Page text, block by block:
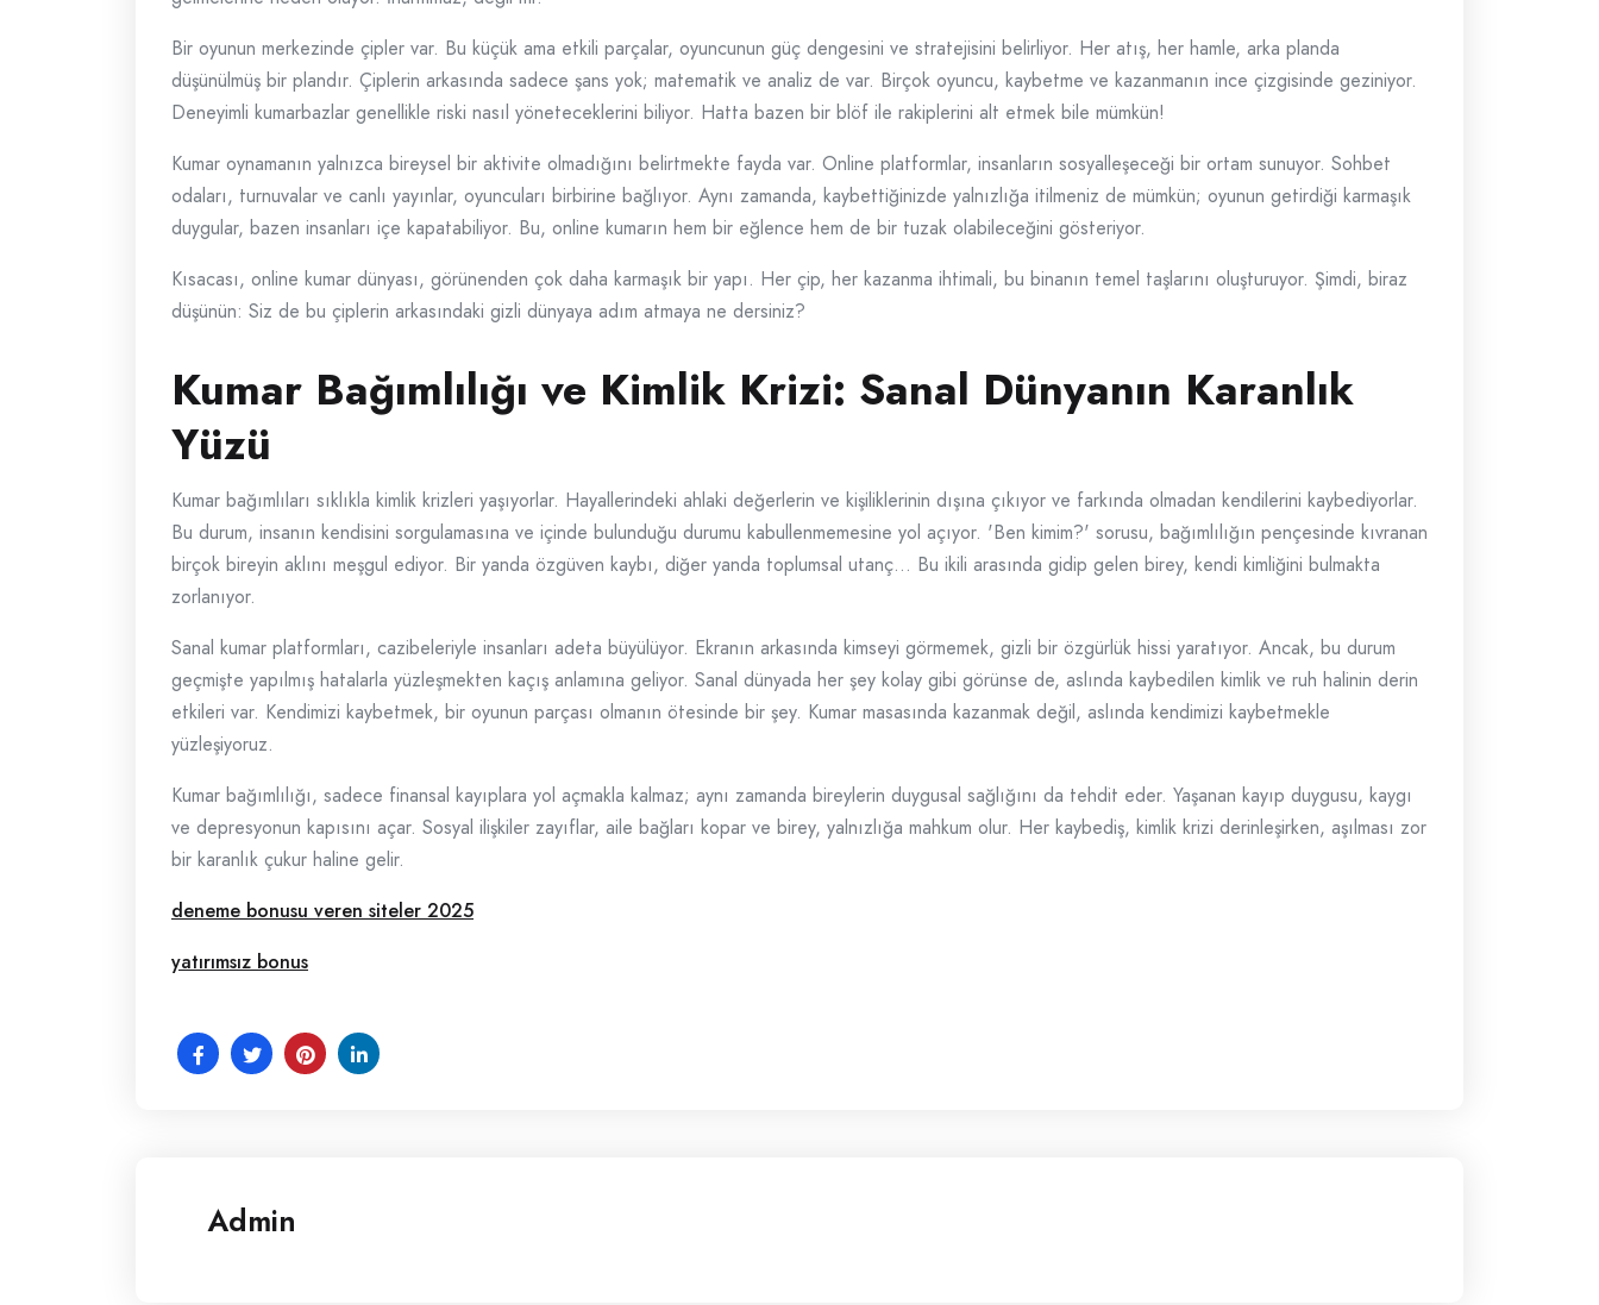
Bir oyunun merkezinde çipler var. Bu küçük ama etkili parçalar, oyuncunun güç dengesini ve stratejisini belirliyor. Her atış, her hamle, arka planda
düşünülmüş bir plandır. Çiplerin arkasında sadece şans yok; matematik ve analiz de var. Birçok oyuncu, kaybetme ve kazanmanın ince çizgisinde geziniyor.
Deneyimli kumarbazlar genellikle riski nasıl yöneteceklerini biliyor. Hatta bazen bir blöf ile rakiplerini alt etmek bile mümkün!
Kumar oynamanın yalnızca bireysel bir aktivite olmadığını belirtmekte fayda var. Online platformlar, insanların sosyalleşeceği bir ortam sunuyor. Sohbet
odaları, turnuvalar ve canlı yayınlar, oyuncuları birbirine bağlıyor. Aynı zamanda, kaybettiğinizde yalnızlığa itilmeniz de mümkün; oyunun getirdiği karmaşık
duygular, bazen insanları içe kapatabiliyor. Bu, online kumarın hem bir eğlence hem de bir tuzak olabileceğini gösteriyor.
Kısacası, online kumar dünyası, görünenden çok daha karmaşık bir yapı. Her çip, her kazanma ihtimali, bu binanın temel taşlarını oluşturuyor. Şimdi, biraz
düşünün: Siz de bu çiplerin arkasındaki gizli dünyaya adım atmaya ne dersiniz?
Kumar Bağımlılığı ve Kimlik Krizi: Sanal Dünyanın Karanlık
Yüzü
Kumar bağımlıları sıklıkla kimlik krizleri yaşıyorlar. Hayallerindeki ahlaki değerlerin ve kişiliklerinin dışına çıkıyor ve farkında olmadan kendilerini kaybediyorlar.
Bu durum, insanın kendisini sorgulamasına ve içinde bulunduğu durumu kabullenmemesine yol açıyor. 'Ben kimim?' sorusu, bağımlılığın pençesinde kıvranan
birçok bireyin aklını meşgul ediyor. Bir yanda özgüven kaybı, diğer yanda toplumsal utanç… Bu ikili arasında gidip gelen birey, kendi kimliğini bulmakta
zorlanıyor.
Sanal kumar platformları, cazibeleriyle insanları adeta büyülüyor. Ekranın arkasında kimseyi görmemek, gizli bir özgürlük hissi yaratıyor. Ancak, bu durum
geçmişte yapılmış hatalarla yüzleşmekten kaçış anlamına geliyor. Sanal dünyada her şey kolay gibi görünse de, aslında kaybedilen kimlik ve ruh halinin derin
etkileri var. Kendimizi kaybetmek, bir oyunun parçası olmanın ötesinde bir şey. Kumar masasında kazanmak değil, aslında kendimizi kaybetmekle
yüzleşiyoruz.
Kumar bağımlılığı, sadece finansal kayıplara yol açmakla kalmaz; aynı zamanda bireylerin duygusal sağlığını da tehdit eder. Yaşanan kayıp duygusu, kaygı
ve depresyonun kapısını açar. Sosyal ilişkiler zayıflar, aile bağları kopar ve birey, yalnızlığa mahkum olur. Her kaybediş, kimlik krizi derinleşirken, aşılması zor
bir karanlık çukur haline gelir.
deneme bonusu veren siteler 2025
yatırımsız bonus
Admin